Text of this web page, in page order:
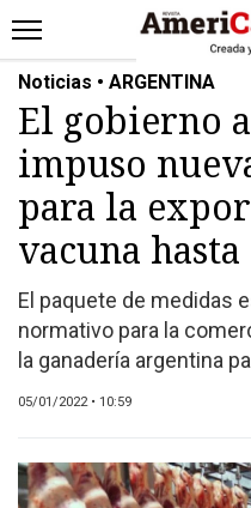
INICIO
NOTICIAS
NOTICIAS
ARTICULOS
PRODUCCIÓN
PROCESO
PRODUCTO
NUEVOS
MARKETPLACE
REVISTAS
CATÁLOGO DE
Noticias • ARGENTINA
El gobierno
impuso
para la
vacuna
El paquete de medidas
normativo para la
la ganadería argentina
05/01/2022 • 10:59